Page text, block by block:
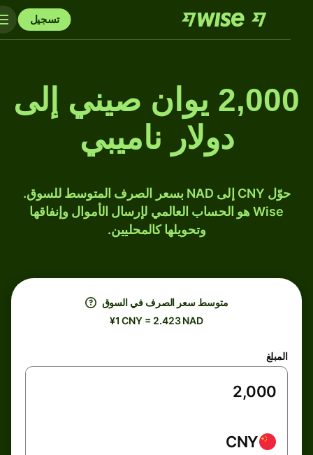
تسجيل
2,000 يوان صيني إلى
دولار ناميبي
حوّل CNY إلى NAD بسعر الصرف المتوسط للسوق.
Wise هو الحساب العالمي لإرسال الأموال وإنفاقها
وتحويلها كالمحليين.
متوسط ​​سعر الصرف في السوق
¥1 CNY = 2.423 NAD
المبلغ
CNY